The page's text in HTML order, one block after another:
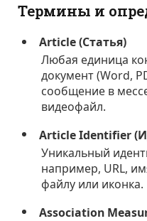
Термины и
Article (Статья)
Любая единица
документ (Word,
сообщение в
видеофайл.
Article Identifier
Уникальный
например, URL,
файлу или иконка.
Association